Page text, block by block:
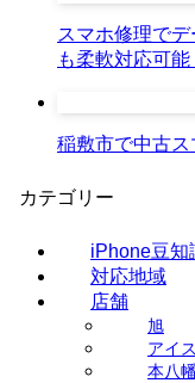
スマホ修理で
も柔軟対応可能
稲敷市で中古
カテゴリー
iPhone豆知
対応地域
店舗
旭
アイ
本八